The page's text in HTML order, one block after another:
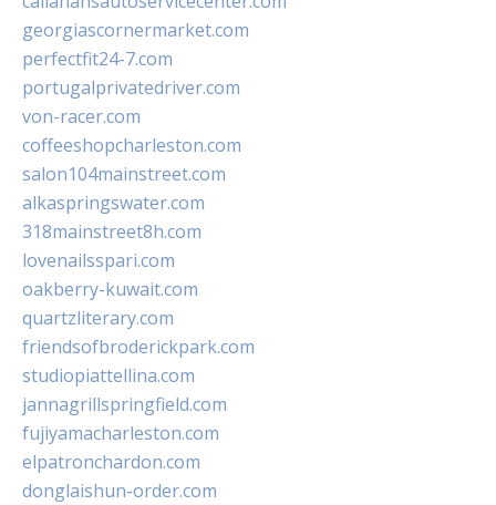
georgiascornermarket.com
perfectfit24-7.com
portugalprivatedriver.com
von-racer.com
coffeeshopcharleston.com
salon104mainstreet.com
alkaspringswater.com
318mainstreet8h.com
lovenailsspari.com
oakberry-kuwait.com
quartzliterary.com
friendsofbroderickpark.com
studiopiattellina.com
jannagrillspringfield.com
fujiyamacharleston.com
elpatronchardon.com
donglaishun-order.com